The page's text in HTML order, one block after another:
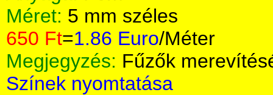
Méret: 5 mm széles
650 Ft=1.86 Euro/Méter
Megjegyzés: Fűzők
Színek nyomtatása